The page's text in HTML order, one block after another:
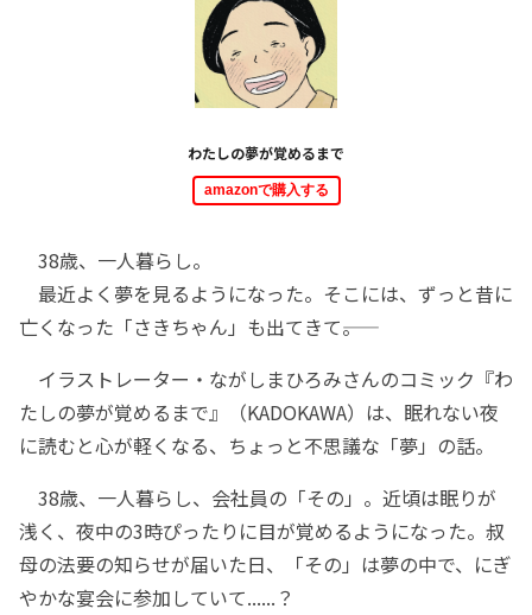
わたしの夢が覚めるまで
amazonで購入する
38歳、一人暮らし。
最近よく夢を見るようになった。そこには、ずっと昔に
亡くなった「さきちゃん」も出てきて――。
イラストレーター・ながしまひろみさんのコミック『わ
たしの夢が覚めるまで』（KADOKAWA）は、眠れない夜
に読むと心が軽くなる、ちょっと不思議な「夢」の話。
38歳、一人暮らし、会社員の「その」。近頃は眠りが
浅く、夜中の3時ぴったりに目が覚めるようになった。叔
母の法要の知らせが届いた日、「その」は夢の中で、にぎ
やかな宴会に参加していて......？